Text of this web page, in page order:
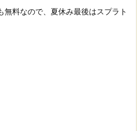
無料なので、夏休み最後はスプラト